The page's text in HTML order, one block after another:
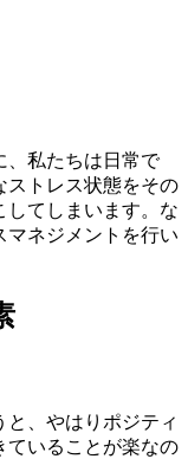
、私たちは日常で
ストレス状態をその
してしまいます。な
マネジメントを行い
、やはりポジティ
ていることが楽なの